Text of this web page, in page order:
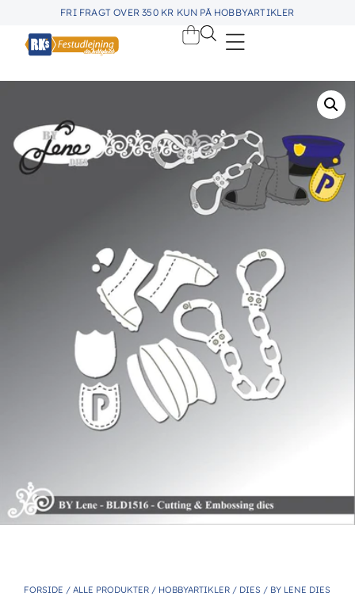
FRI FRAGT OVER 350 KR KUN PÅ HOBBYARTIKLER
FORSIDE / ALLE PRODUKTER / HOBBYARTIKLER / DIES / BY LENE DIES